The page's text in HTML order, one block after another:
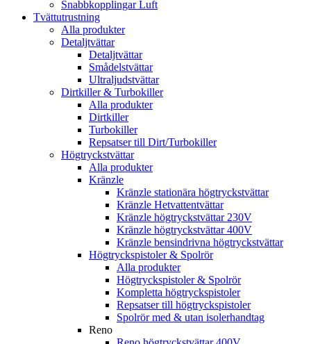
Snabbkopplingar Luft
Tvättutrustning
Alla produkter
Detaljtvättar
Detaljtvättar
Smådelstvättar
Ultraljudstvättar
Dirtkiller & Turbokiller
Alla produkter
Dirtkiller
Turbokiller
Repsatser till Dirt/Turbokiller
Högtryckstvättar
Alla produkter
Kränzle
Kränzle stationära högtryckstvättar
Kränzle Hetvattentvättar
Kränzle högtryckstvättar 230V
Kränzle högtryckstvättar 400V
Kränzle bensindrivna högtryckstvättar
Högtryckspistoler & Spolrör
Alla produkter
Högtryckspistoler & Spolrör
Kompletta högtryckspistoler
Repsatser till högtryckspistoler
Spolrör med & utan isolerhandtag
Reno